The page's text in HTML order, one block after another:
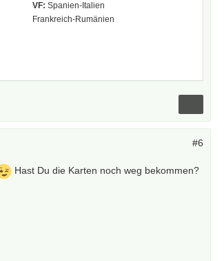
VF: Spanien-Italien
Frankreich-Rumänien
#6
Hast Du die Karten noch weg bekommen?